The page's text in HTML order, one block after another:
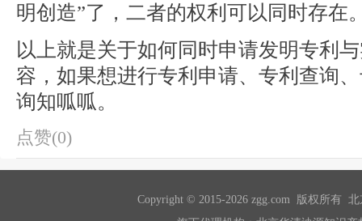
明创造”了，二者的权利可以同时存在
以上就是关于如何同时申请发明专利
容，如果想进行专利申请、专利查询
询知呱呱。
点赞(0)
Copyright © 2015-2026 zgg.com 版权所有